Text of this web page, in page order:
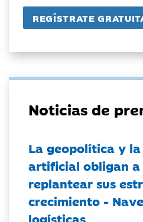
Noticias de
La geopolítica y
artificial obligan a
replantear sus
crecimiento -
logísticas